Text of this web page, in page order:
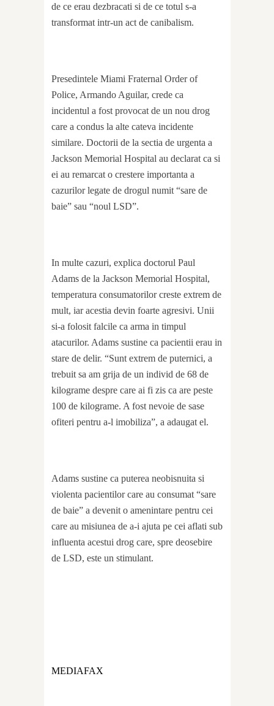
de ce erau dezbracati si de ce totul s-a
transformat intr-un act de canibalism.
Presedintele Miami Fraternal Order of
Police, Armando Aguilar, crede ca
incidentul a fost provocat de un nou drog
care a condus la alte cateva incidente
similare. Doctorii de la sectia de urgenta a
Jackson Memorial Hospital au declarat ca si
ei au remarcat o crestere importanta a
cazurilor legate de drogul numit “sare de
baie” sau “noul LSD”.
In multe cazuri, explica doctorul Paul
Adams de la Jackson Memorial Hospital,
temperatura consumatorilor creste extrem de
mult, iar acestia devin foarte agresivi. Unii
si-a folosit falcile ca arma in timpul
atacurilor. Adams sustine ca pacientii erau in
stare de delir. “Sunt extrem de puternici, a
trebuit sa am grija de un individ de 68 de
kilograme despre care ai fi zis ca are peste
100 de kilograme. A fost nevoie de sase
ofiteri pentru a-l imobiliza”, a adaugat el.
Adams sustine ca puterea neobisnuita si
violenta pacientilor care au consumat “sare
de baie” a devenit o amenintare pentru cei
care au misiunea de a-i ajuta pe cei aflati sub
influenta acestui drog care, spre deosebire
de LSD, este un stimulant.
MEDIAFAX